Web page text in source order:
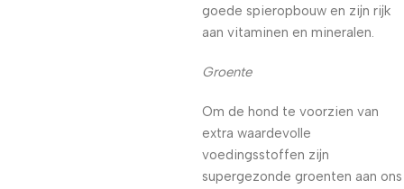
goede spieropbouw en zijn rijk
aan vitaminen en mineralen.
Groente
Om de hond te voorzien van
extra waardevolle
voedingsstoffen zijn
supergezonde groenten aan ons